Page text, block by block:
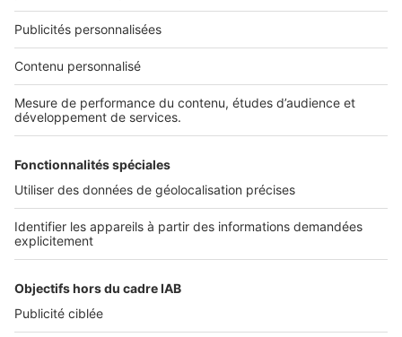
Image
La garantie de livraison dans le
cadre de travaux de construction
Infos pratiques
Sites du groupe SeLoger